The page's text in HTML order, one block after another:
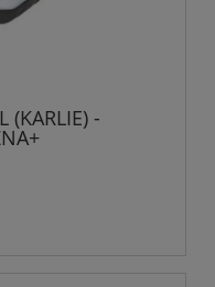
(KARLIE) -